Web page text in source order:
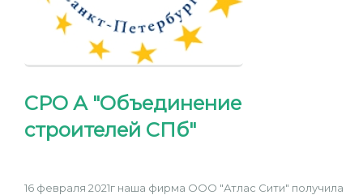
СРО А "Объединение
строителей СПб"
16 февраля 2021г наша фирма ООО "Атлас Сити" получила